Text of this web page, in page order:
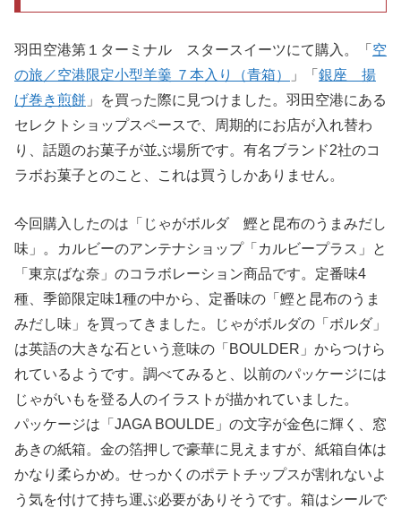
羽田空港第１ターミナル スタースイーツにて購入。「 空
の旅／空港限定小型羊羹 ７本入り（青箱）
」「 銀座 揚
げ巻き煎餅 」を買った際に見つけました。羽田空港にある
セレクトショップスペースで、周期的にお店が入れ替わ
り、話題のお菓子が並ぶ場所です。有名ブランド2社のコ
ラボお菓子とのこと、これは買うしかありません。
今回購入したのは「じゃがボルダ 鰹と昆布のうまみだし
味」。カルビーのアンテナショップ「カルビープラス」と
「東京ばな奈」のコラボレーション商品です。定番味4
種、季節限定味1種の中から、定番味の「鰹と昆布のうま
みだし味」を買ってきました。じゃがボルダの「ボルダ」
は英語の大きな石という意味の「BOULDER」からつけら
れているようです。調べてみると、以前のパッケージには
じゃがいもを登る人のイラストが描かれていました。
パッケージは「JAGA BOULDE」の文字が金色に輝く、窓
あきの紙箱。金の箔押しで豪華に見えますが、紙箱自体は
かなり柔らかめ。せっかくのポテトチップスが割れないよ
う気を付けて持ち運ぶ必要がありそうです。箱はシールで